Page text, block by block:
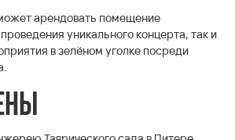
арендовать помещение
уникального концерта, так и
в зелёном уголке посреди